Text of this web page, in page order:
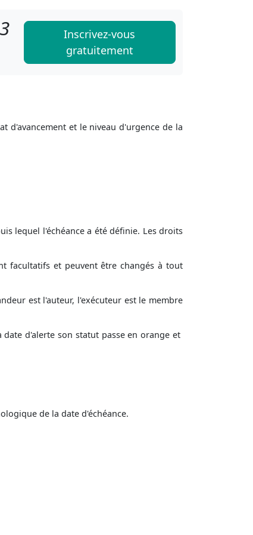
Inscrivez-vous
gratuitement
d'avancement et le niveau d'urgence de la
lequel l'échéance a été définie. Les droits
facultatifs et peuvent être changés à tout
est l'auteur, l'exécuteur est le membre
d'alerte son statut passe en orange et
de la date d'échéance.